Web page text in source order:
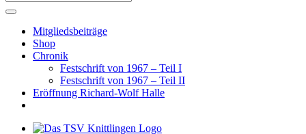
Mitgliedsbeiträge
Shop
Chronik
Festschrift von 1967 – Teil I
Festschrift von 1967 – Teil II
Eröffnung Richard-Wolf Halle